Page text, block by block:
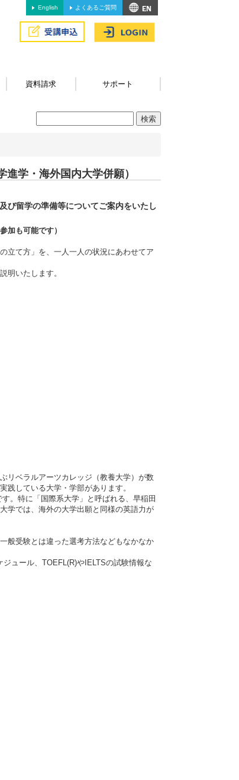
English よくあるご質問
資料請求 サポート
学・海外国内大学併願）
び留学の準備等についてご案内をいたし
加も可能です）
立て方」を、一人一人の状況にあわせてア
明いたします。
リベラルアーツカレッジ（教養大学）が数
践している大学・学部があります。
。特に「国際系大学」と呼ばれる、早稲田
学では、海外の大学出願と同様の英語力が
般受験とは違った選考方法などもなかなか
ュール、TOEFL(R)やIELTSの試験情報な